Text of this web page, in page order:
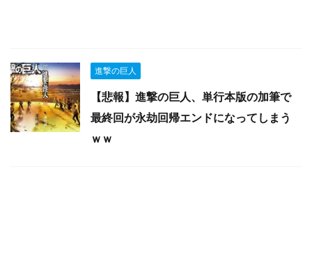
進撃の巨人
【悲報】進撃の巨人、単行本版の加筆で
最終回が永劫回帰エンドになってしまう
ｗｗ